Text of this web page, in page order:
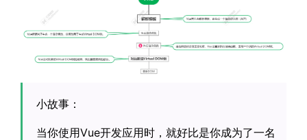
小故事：
当你使用Vue开发应用时，就好比是你成为了一名